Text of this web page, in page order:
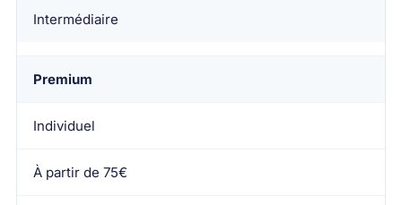
Intermédiaire
Premium
Individuel
À partir de 75€